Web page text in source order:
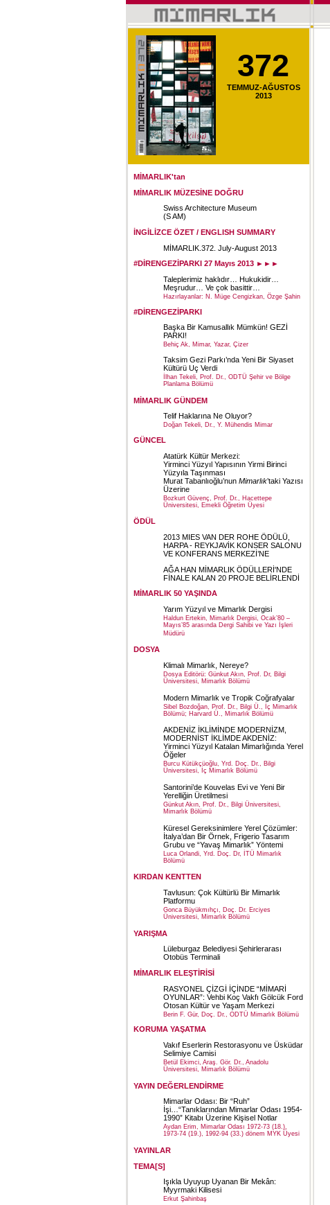
372
TEMMUZ-AĞUSTOS
2013
MİMARLIK'tan
MİMARLIK MÜZESİNE DOĞRU
Swiss Architecture Museum
(S AM)
İNGİLİZCE ÖZET / ENGLISH SUMMARY
MİMARLIK.372. July-August 2013
#DİRENGEZİPARKI 27 Mayıs 2013 ►►►
Taleplerimiz haklıdır… Hukukidir…
Meşrudur… Ve çok basittir…
Hazırlayanlar: N. Müge Cengizkan, Özge Şahin
#DİRENGEZİPARKI
Başka Bir Kamusallık Mümkün! GEZİ
PARKI!
Behiç Ak, Mimar, Yazar, Çizer
Taksim Gezi Parkı’nda Yeni Bir Siyaset
Kültürü Uç Verdi
İlhan Tekeli, Prof. Dr., ODTÜ Şehir ve Bölge
Planlama Bölümü
MİMARLIK GÜNDEM
Telif Haklarına Ne Oluyor?
Doğan Tekeli, Dr., Y. Mühendis Mimar
GÜNCEL
Atatürk Kültür Merkezi:
Yirminci Yüzyıl Yapısının Yirmi Birinci
Yüzyıla Taşınması
Murat Tabanlıoğlu’nun Mimarlık’taki Yazısı
Üzerine
Bozkurt Güvenç, Prof. Dr., Hacettepe
Üniversitesi, Emekli Öğretim Üyesi
ÖDÜL
2013 MIES VAN DER ROHE ÖDÜLÜ,
HARPA - REYKJAVİK KONSER SALONU
VE KONFERANS MERKEZİ’NE
AĞA HAN MİMARLIK ÖDÜLLERİ'NDE
FİNALE KALAN 20 PROJE BELİRLENDİ
MİMARLIK 50 YAŞINDA
Yarım Yüzyıl ve Mimarlık Dergisi
Haldun Ertekin, Mimarlık Dergisi, Ocak’80 –
Mayıs’85 arasında Dergi Sahibi ve Yazı İşleri
Müdürü
DOSYA
Klimalı Mimarlık, Nereye?
Dosya Editörü: Günkut Akın, Prof. Dr, Bilgi
Üniversitesi, Mimarlık Bölümü
Modern Mimarlık ve Tropik Coğrafyalar
Sibel Bozdoğan, Prof. Dr., Bilgi Ü., İç Mimarlık
Bölümü; Harvard Ü., Mimarlık Bölümü
AKDENİZ İKLİMİNDE MODERNİZM,
MODERNİST İKLİMDE AKDENİZ:
Yirminci Yüzyıl Katalan Mimarlığında Yerel
Öğeler
Burcu Kütükçüoğlu, Yrd. Doç. Dr., Bilgi
Üniversitesi, İç Mimarlık Bölümü
Santorini’de Kouvelas Evi ve Yeni Bir
Yerelliğin Üretilmesi
Günkut Akın, Prof. Dr., Bilgi Üniversitesi,
Mimarlık Bölümü
Küresel Gereksinimlere Yerel Çözümler:
İtalya’dan Bir Örnek, Frigerio Tasarım
Grubu ve “Yavaş Mimarlık” Yöntemi
Luca Orlandi, Yrd. Doç. Dr, İTÜ Mimarlık
Bölümü
KIRDAN KENTTEN
Tavlusun: Çok Kültürlü Bir Mimarlık
Platformu
Gonca Büyükmıhçı, Doç. Dr. Erciyes
Üniversitesi, Mimarlık Bölümü
YARIŞMA
Lüleburgaz Belediyesi Şehirlerarası
Otobüs Terminali
MİMARLIK ELEŞTİRİSİ
RASYONEL ÇİZGİ İÇİNDE “MİMARİ
OYUNLAR”: Vehbi Koç Vakfı Gölcük Ford
Otosan Kültür ve Yaşam Merkezi
Berin F. Gür, Doç. Dr., ODTÜ Mimarlık Bölümü
KORUMA YAŞATMA
Vakıf Eserlerin Restorasyonu ve Üsküdar
Selimiye Camisi
Betül Ekimci, Araş. Gör. Dr., Anadolu
Üniversitesi, Mimarlık Bölümü
YAYIN DEĞERLENDİRME
Mimarlar Odası: Bir “Ruh”
İşi…“Tanıklarından Mimarlar Odası 1954-
1990” Kitabı Üzerine Kişisel Notlar
Aydan Erim, Mimarlar Odası 1972-73 (18.),
1973-74 (19.), 1992-94 (33.) dönem MYK Üyesi
YAYINLAR
TEMA[S]
Işıkla Uyuyup Uyanan Bir Mekân:
Myyrmaki Kilisesi
Erkut Şahinbaş